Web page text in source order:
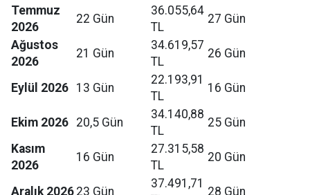
Temmuz
2026
22 Gün
36.055,64
TL
27 Gün
Ağustos
2026
21 Gün
34.619,57
TL
26 Gün
Eylül 2026 13 Gün
22.193,91
TL
16 Gün
Ekim 2026 20,5 Gün
34.140,88
TL
25 Gün
Kasım
2026
16 Gün
27.315,58
TL
20 Gün
Aralık 2026 23 Gün
37.491,71
28 Gün